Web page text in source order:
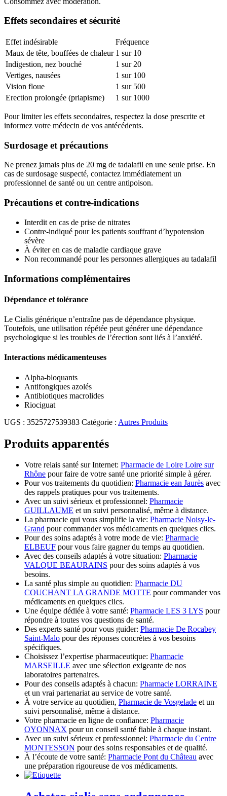
Effets secondaires et sécurité
Effet indésirable
Fréquence
Maux de tête, bouffées de chaleur 1 sur 10
Indigestion, nez bouché
1 sur 20
Vertiges, nausées
1 sur 100
Vision floue
1 sur 500
Erection prolongée (priapisme)
1 sur 1000
Pour limiter les effets secondaires, respectez la dose prescrite et
informez votre médecin de vos antécédents.
Surdosage et précautions
Ne prenez jamais plus de 20 mg de tadalafil en une seule prise. En
cas de surdosage suspecté, contactez immédiatement un
professionnel de santé ou un centre antipoison.
Précautions et contre-indications
Interdit en cas de prise de nitrates
Contre-indiqué pour les patients souffrant d’hypotension
sévère
À éviter en cas de maladie cardiaque grave
Non recommandé pour les personnes allergiques au tadalafil
Informations complémentaires
Dépendance et tolérance
Le Cialis générique n’entraîne pas de dépendance physique.
Toutefois, une utilisation répétée peut générer une dépendance
psychologique si les troubles de l’érection sont liés à l’anxiété.
Interactions médicamenteuses
Alpha-bloquants
Antifongiques azolés
Antibiotiques macrolides
Riociguat
UGS : 3525727539383 Catégorie : Autres Produits
Produits apparentés
Votre relais santé sur Internet: Pharmacie de Loire Loire sur
Rhône pour faire de votre santé une priorité simple à gérer.
Pour vos traitements du quotidien: Pharmacie ean Jaurès avec
des rappels pratiques pour vos traitements.
Avec un suivi sérieux et professionnel: Pharmacie
GUILLAUME et un suivi personnalisé, même à distance.
La pharmacie qui vous simplifie la vie: Pharmacie Noisy-le-
Grand pour commander vos médicaments en quelques clics.
Pour des soins adaptés à votre mode de vie: Pharmacie
ELBEUF pour vous faire gagner du temps au quotidien.
Avec des conseils adaptés à votre situation: Pharmacie
VALQUE BEAURAINS pour des soins adaptés à vos
besoins.
La santé plus simple au quotidien: Pharmacie DU
COUCHANT LA GRANDE MOTTE pour commander vos
médicaments en quelques clics.
Une équipe dédiée à votre santé: Pharmacie LES 3 LYS pour
répondre à toutes vos questions de santé.
Des experts santé pour vous guider: Pharmacie De Rocabey
Saint-Malo pour des réponses concrètes à vos besoins
spécifiques.
Choisissez l’expertise pharmaceutique: Pharmacie
MARSEILLE avec une sélection exigeante de nos
laboratoires partenaires.
Pour des conseils adaptés à chacun: Pharmacie LORRAINE
et un vrai partenariat au service de votre santé.
À votre service au quotidien, Pharmacie de Vosgelade et un
suivi personnalisé, même à distance.
Votre pharmacie en ligne de confiance: Pharmacie
OYONNAX pour un conseil santé fiable à chaque instant.
Avec un suivi sérieux et professionnel: Pharmacie du Centre
MONTESSON pour des soins responsables et de qualité.
À l’écoute de votre santé: Pharmacie Pont du Château avec
une préparation rigoureuse de vos médicaments.